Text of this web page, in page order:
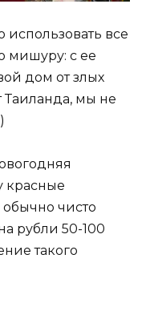
все
мишуру: с ее
дом от злых
Таиланда, мы не
красные
чисто
рубли 50-100
такого